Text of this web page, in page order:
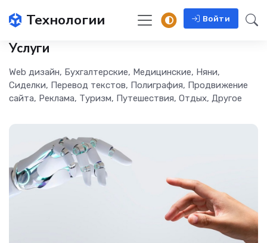
Технологии Войти
Услуги
Web дизайн, Бухгалтерские, Медицинские, Няни,
Сиделки, Перевод текстов, Полиграфия, Продвижение
сайта, Реклама, Туризм, Путешествия, Отдых, Другое